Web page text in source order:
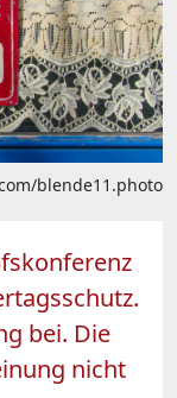
blende11.photo
bei. Die
nicht